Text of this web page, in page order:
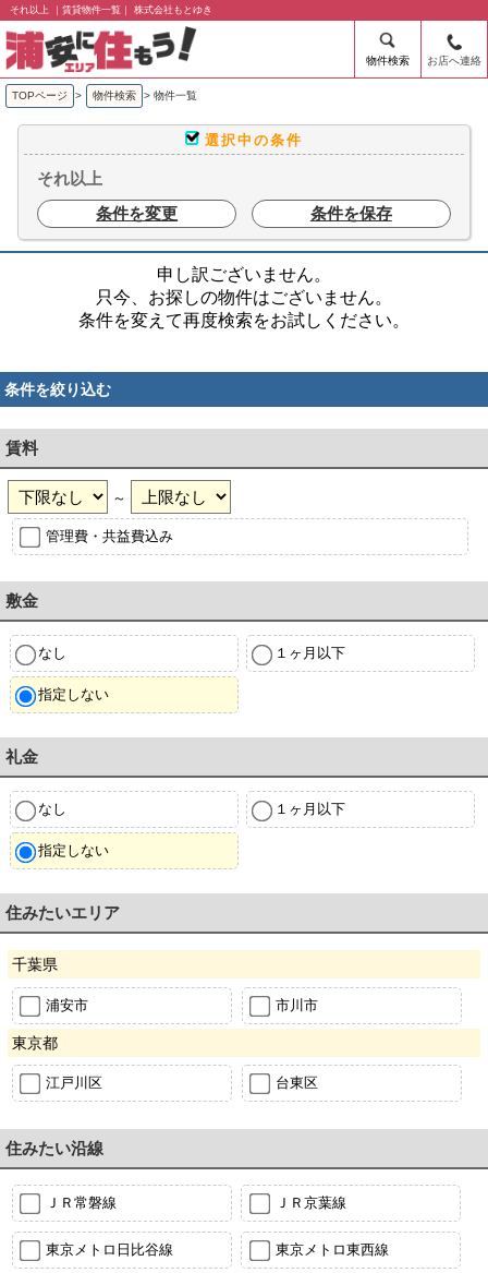
それ以上 ｜賃貸物件一覧｜ 株式会社もとゆき
物件検索 お店へ連絡
TOPページ > 物件検索 > 物件一覧
選択中の条件
それ以上
条件を変更
条件を保存
申し訳ございません。
只今、お探しの物件はございません。
条件を変えて再度検索をお試しください。
条件を絞り込む
賃料
～
管理費・共益費込み
敷金
なし １ヶ月以下
指定しない
礼金
なし １ヶ月以下
指定しない
住みたいエリア
千葉県
浦安市 市川市
東京都
江戸川区 台東区
住みたい沿線
ＪＲ常磐線 ＪＲ京葉線
東京メトロ日比谷線 東京メトロ東西線